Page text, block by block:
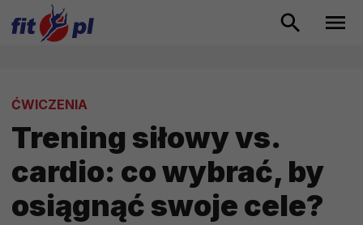
ĆWICZENIA
Trening siłowy vs.
cardio: co wybrać, by
osiągnąć swoje cele?